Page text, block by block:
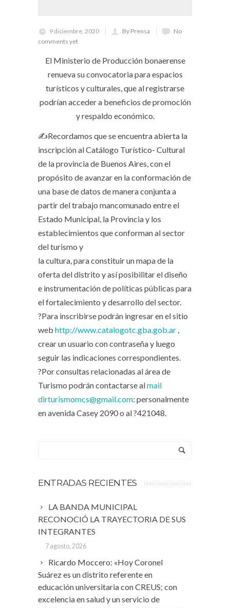
9 diciembre, 2020 By Prensa
No
comments yet
El Ministerio de Producción bonaerense
renueva su convocatoria para espacios
turísticos y culturales, que al registrarse
podrían acceder a beneficios de promoción
y respaldo económico.
✍Recordamos que se encuentra abierta la
inscripción al Catálogo Turístico- Cultural
de la provincia de Buenos Aires, con el
propósito de avanzar en la conformación de
una base de datos de manera conjunta a
partir del trabajo mancomunado entre el
Estado Municipal, la Provincia y los
establecimientos que conforman al sector
del turismo y
la cultura, para constituir un mapa de la
oferta del distrito y así posibilitar el diseño
e instrumentación de políticas públicas para
el fortalecimiento y desarrollo del sector.
?Para inscribirse podrán ingresar en el sitio
web http://www.catalogotc.gba.gob.ar ,
crear un usuario con contraseña y luego
seguir las indicaciones correspondientes.
?Por consultas relacionadas al área de
Turismo podrán contactarse almail
dirturismomcs@gmail.com: personalmente
en avenida Casey 2090 o al ?421048.
ENTRADAS RECIENTES
LA BANDA MUNICIPAL
RECONOCIÓ LA TRAYECTORIA DE SUS
INTEGRANTES
7 agosto, 2026
Ricardo Moccero: «Hoy Coronel
Suárez es un distrito referente en
educación universitaria con CREUS; con
excelencia en salud y un servicio de